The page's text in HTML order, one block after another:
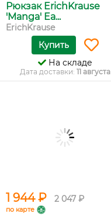
Рюкзак ErichKrause
'Manga' Ea...
ErichKrause
Купить
На складе
Дата доставки: 11 августа
1 944 ₽ 2 047 ₽
по карте